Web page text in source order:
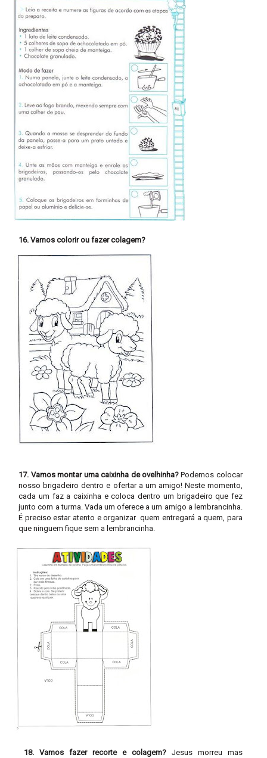
16. Vamos colorir ou fazer colagem?
17. Vamos montar uma caixinha de ovelhinha?Podemos colocar
nosso brigadeiro dentro e ofertar a um amigo! Neste momento,
cada um faz a caixinha e coloca dentro um brigadeiro que fez
junto com a turma. Vada um oferece a um amigo a lembrancinha.
É preciso estar atento e organizar quem entregará a quem, para
que ninguem fique sem a lembrancinha.
18. Vamos fazer recorte e colagem? Jesus morreu mas